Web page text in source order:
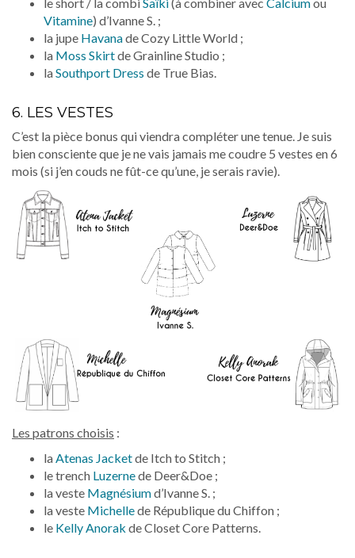
Vitamine) d’Ivanne S. ;
la jupe Havanade Cozy Little World ;
la Moss Skirtde Grainline Studio ;
laSouthport Dress de True Bias.
6. LES VESTES
C’est la pièce bonus qui viendra compléter une tenue. Je suis
bien consciente que je ne vais jamais me coudre 5 vestes en 6
mois (si j’en couds ne fût-ce qu’une, je serais ravie).
Les patrons choisis :
laAtenas Jacketde Itch to Stitch ;
le trench Luzernede Deer&Doe ;
la veste Magnésiumd’Ivanne S. ;
la veste Michellede République du Chiffon ;
le Kelly Anorak de Closet Core Patterns.